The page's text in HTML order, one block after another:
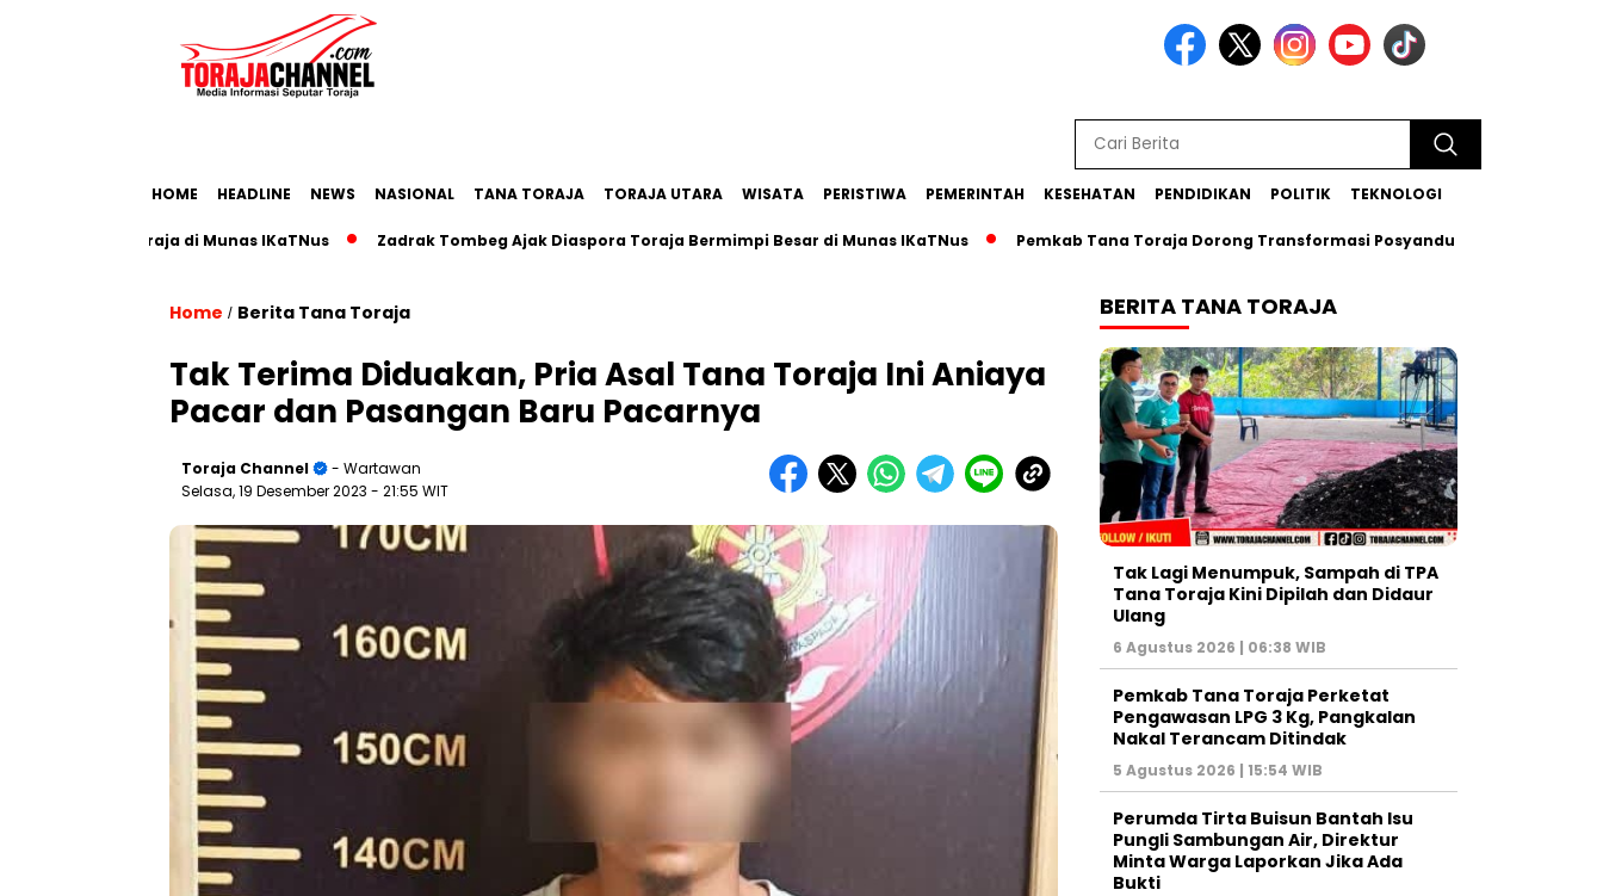
HOME HEADLINE NEWS NASIONAL TANA TORAJA TORAJA UTARA WISATA PERISTIWA PEMERINTAH KESEHATAN PENDIDIKAN POLITIK TEKNOLOGI
Toraja di Munas IKaTNus Zadrak Tombeg Ajak Diaspora Toraja Bermimpi Besar di Munas IKaTNus Pemkab Tana Toraja Dorong Transformasi Posyandu Era Baru
Home / Berita Tana Toraja
Tak Terima Diduakan, Pria Asal Tana Toraja Ini Aniaya
Pacar dan Pasangan Baru Pacarnya
Toraja Channel
- Wartawan
Selasa, 19 Desember 2023 - 21:55 WIT
BERITA TANA TORAJA
Tak Lagi Menumpuk, Sampah di TPA
Tana Toraja Kini Dipilah dan Didaur
Ulang
6 Agustus 2026 | 06:38 WIB
Pemkab Tana Toraja Perketat
Pengawasan LPG 3 Kg, Pangkalan
Nakal Terancam Ditindak
5 Agustus 2026 | 15:54 WIB
Perumda Tirta Buisun Bantah Isu
Pungli Sambungan Air, Direktur
Minta Warga Laporkan Jika Ada
Bukti